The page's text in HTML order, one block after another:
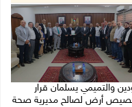
والتميمي يسلمان قرار
أرض لصالح مديرية صحة